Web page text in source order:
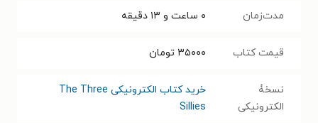
مدت‌زمان ۰ ساعت و ۱۳ دقیقه
قیمت کتاب ۳۵۰۰۰ تومان
نسخۀ
الکترونیکی
خرید کتاب الکترونیکی The Three
Sillies